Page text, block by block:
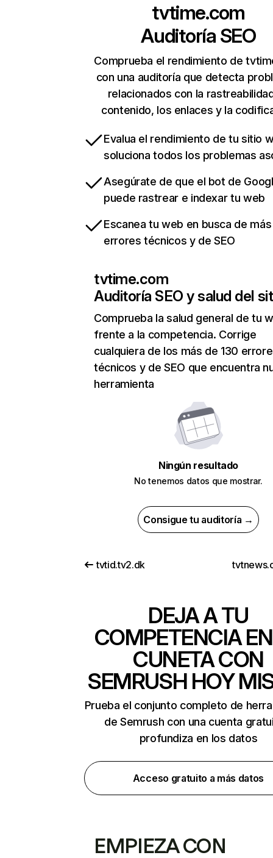
tvtime.com
Auditoría SEO
Comprueba el rendimiento de
con una auditoría que detecta
relacionados con la
contenido, los enlaces y la
Evalua el rendimiento de tu sitio
soluciona todos los problemas
Asegúrate de que el bot de
puede rastrear e indexar tu web
Escanea tu web en busca de
errores técnicos y de SEO
tvtime.com
Auditoría SEO y salud del
Comprueba la salud general de tu
frente a la competencia. Corrige
cualquiera de los más de 130
técnicos y de SEO que encuentra
herramienta
Ningún resultado
No tenemos datos que mostrar.
Consigue tu auditoría →
tvtid.tv2.dk
DEJA A TU
COMPETENCIA
CUNETA CON
SEMRUSH HOY
Prueba el conjunto completo de
de Semrush con una cuenta
profundiza en los datos
Acceso gratuito a más datos
EMPIEZA CON